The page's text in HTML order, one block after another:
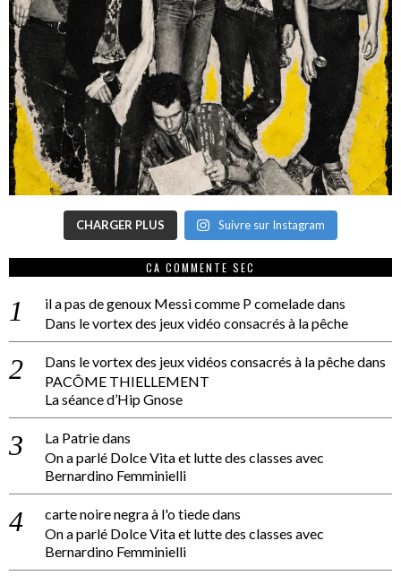
CHARGER PLUS Suivre sur Instagram
CA COMMENTE SEC
il a pas de genoux Messi comme P comeladedans
Dans le vortex des jeux vidéo consacrés à la pêche
Dans le vortex des jeux vidéos consacrés à la pêchedans
PACÔME THIELLEMENT
La séance d’Hip Gnose
La Patriedans
On a parlé Dolce Vita et lutte des classes avec
Bernardino Femminielli
carte noire negra à l'o tiededans
On a parlé Dolce Vita et lutte des classes avec
Bernardino Femminielli